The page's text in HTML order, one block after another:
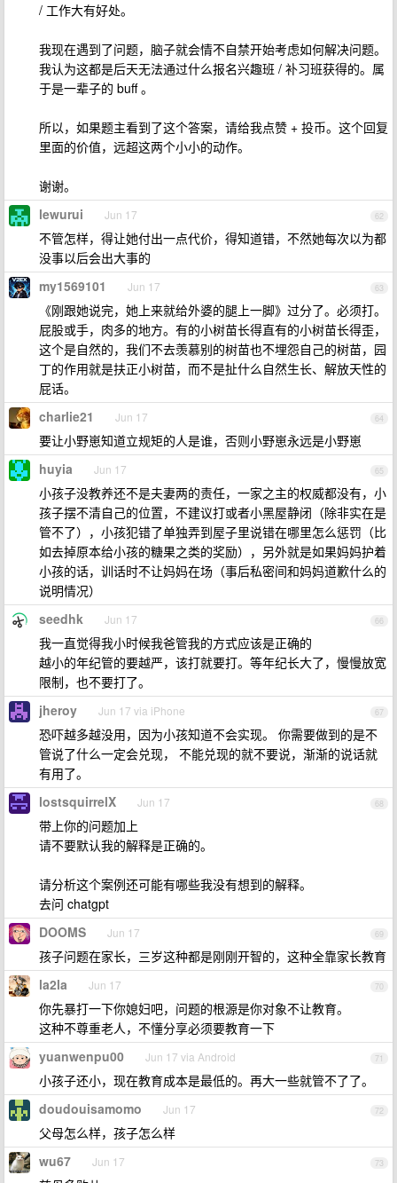
/ 工作大有好处。
我现在遇到了问题，脑子就会情不自禁开始考虑如何解决问题。
我认为这都是后天无法通过什么报名兴趣班 / 补习班获得的。属
于是一辈子的 buff 。
所以，如果题主看到了这个答案，请给我点赞 + 投币。这个回复
里面的价值，远超这两个小小的动作。
谢谢。
62
lewurui Jun 17
不管怎样，得让她付出一点代价，得知道错，不然她每次以为都
没事以后会出大事的
63
my1569101 Jun 17
《刚跟她说完，她上来就给外婆的腿上一脚》过分了。必须打。
屁股或手，肉多的地方。有的小树苗长得直有的小树苗长得歪，
这个是自然的，我们不去羡慕别的树苗也不埋怨自己的树苗，园
丁的作用就是扶正小树苗，而不是扯什么自然生长、解放天性的
屁话。
64
charlie21 Jun 17
要让小野崽知道立规矩的人是谁，否则小野崽永远是小野崽
65
huyia Jun 17
小孩子没教养还不是夫妻两的责任，一家之主的权威都没有，小
孩子摆不清自己的位置，不建议打或者小黑屋静闭（除非实在是
管不了），小孩犯错了单独弄到屋子里说错在哪里怎么惩罚（比
如去掉原本给小孩的糖果之类的奖励），另外就是如果妈妈护着
小孩的话，训话时不让妈妈在场（事后私密间和妈妈道歉什么的
说明情况）
66
seedhk Jun 17
我一直觉得我小时候我爸管我的方式应该是正确的
越小的年纪管的要越严，该打就要打。等年纪长大了，慢慢放宽
限制，也不要打了。
67
jheroy Jun 17 via iPhone
恐吓越多越没用，因为小孩知道不会实现。 你需要做到的是不
管说了什么一定会兑现， 不能兑现的就不要说，渐渐的说话就
有用了。
68
lostsquirrelX Jun 17
带上你的问题加上
请不要默认我的解释是正确的。
请分析这个案例还可能有哪些我没有想到的解释。
去问 chatgpt
69
DOOMS Jun 17
孩子问题在家长，三岁这种都是刚刚开智的，这种全靠家长教育
70
la2la Jun 17
你先暴打一下你媳妇吧，问题的根源是你对象不让教育。
这种不尊重老人，不懂分享必须要教育一下
71
yuanwenpu00 Jun 17 via Android
小孩子还小，现在教育成本是最低的。再大一些就管不了了。
72
doudouisamomo Jun 17
父母怎么样，孩子怎么样
73
wu67 Jun 17